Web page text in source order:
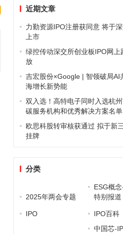
近期文章
力勤资源IPO注册获同意 将于
上市
绿控传动深交所创业板IPO网上
放
吉宏股份×Google | 智领破局AI
海增长新势能
双入选！高特电子同时入选杭
碳服务机构和优秀解决方案名单
欧思科股转审核获通过 拟于新
挂牌
分类
2025年两会专题
ESG概
特别报道
IPO IPO百科
中国芯-